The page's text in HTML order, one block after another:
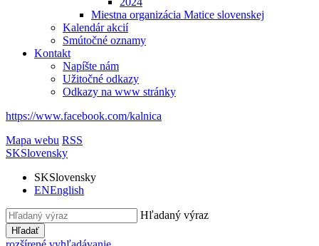
Miestna organizácia Matice slovenskej
Kalendár akcií
Smútočné oznamy
Kontakt
Napíšte nám
Užitočné odkazy
Odkazy na www stránky
https://www.facebook.com/kalnica
Mapa webu RSS
SKSlovensky
SKSlovensky
ENEnglish
Hľadaný výraz
Hľadať